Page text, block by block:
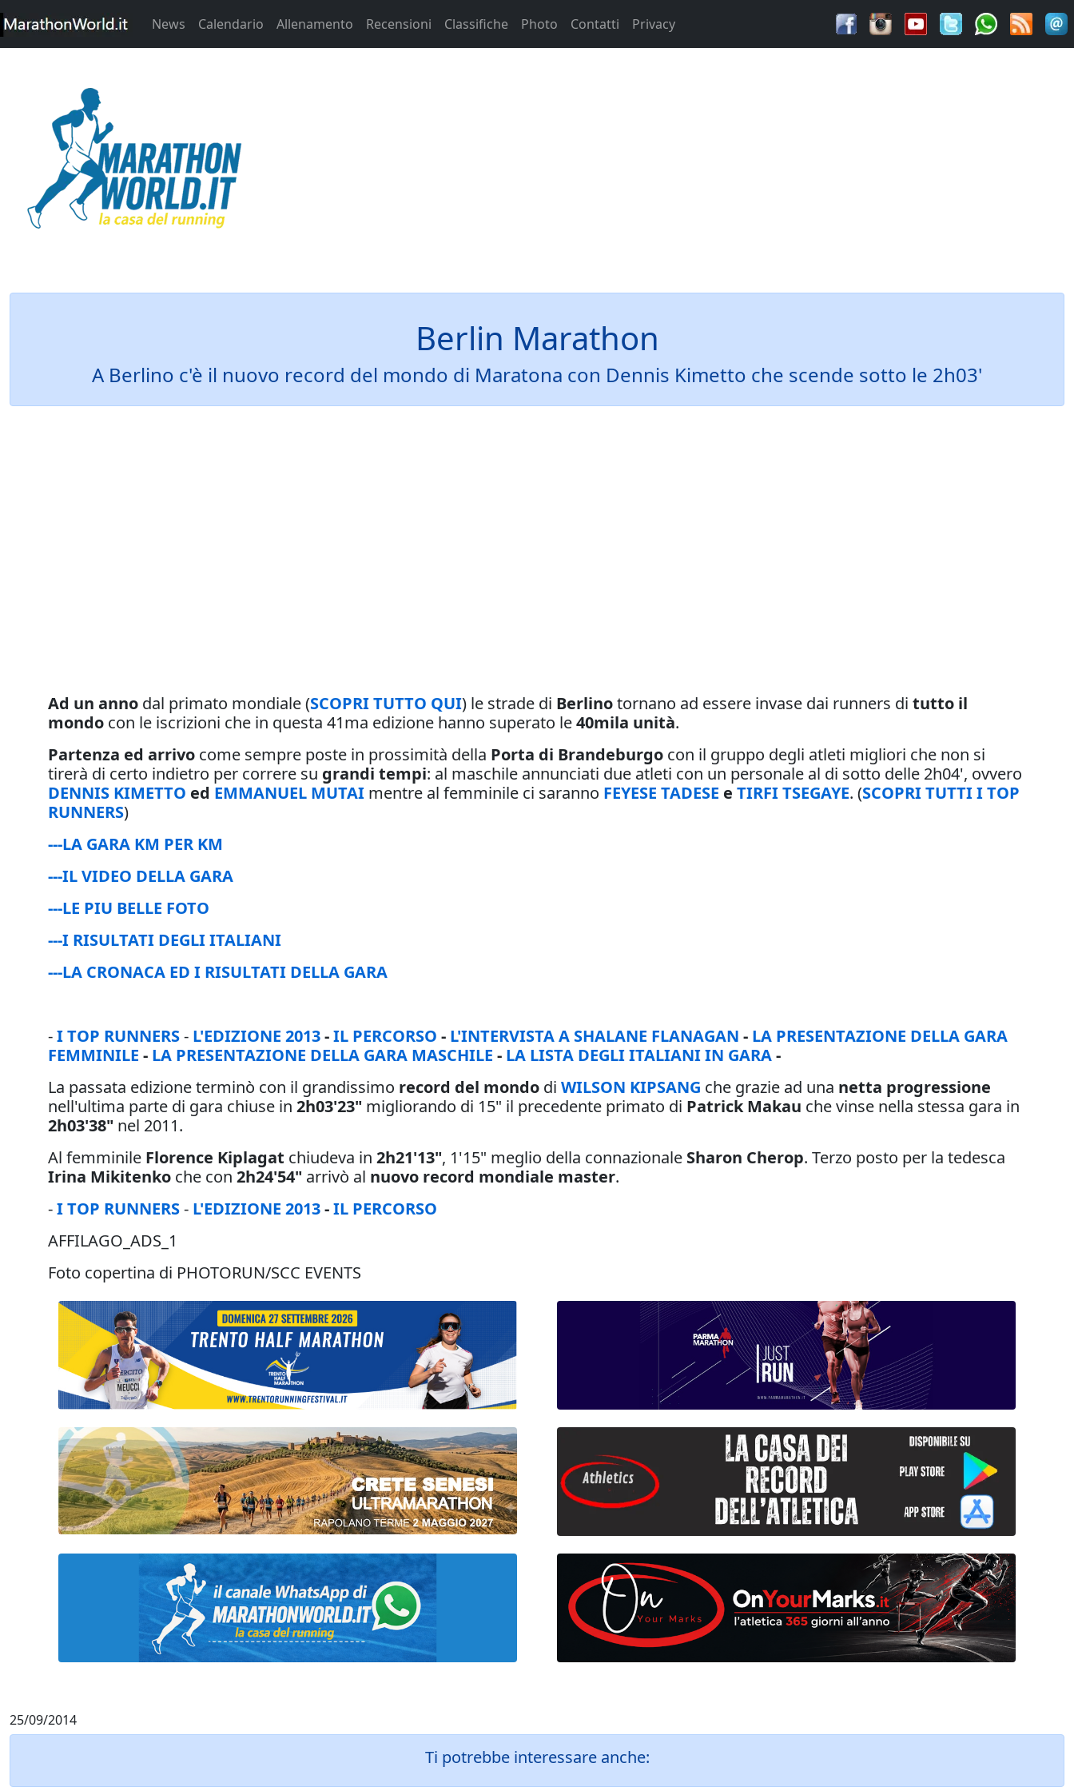
News Calendario Allenamento Recensioni Classifiche Photo Contatti Privacy
Berlin Marathon
A Berlino c'è il nuovo record del mondo di Maratona con Dennis Kimetto che scende sotto le 2h03'
Ad un anno dal primato mondiale (SCOPRI TUTTO QUI) le strade di Berlinotornano ad essere invase dai runners di tutto il
mondo con le iscrizioni che in questa 41ma edizione hanno superato le40mila unità.
Partenza ed arrivo come sempre poste in prossimità della Porta di Brandeburgo con il gruppo degli atleti migliori che non si
tirerà di certo indietro per correre su grandi tempi: al maschile annunciati due atleti con un personale al di sotto delle 2h04', ovvero
DENNIS KIMETTO ed EMMANUEL MUTAI mentre al femminile ci saranno FEYESE TADESE e TIRFI TSEGAYE. (SCOPRI TUTTI I TOP
RUNNERS)
---LA GARA KM PER KM
---IL VIDEO DELLA GARA
---LE PIU BELLE FOTO
---I RISULTATI DEGLI ITALIANI
---LA CRONACA ED I RISULTATI DELLA GARA
-I TOP RUNNERS- L'EDIZIONE 2013-IL PERCORSO - L'INTERVISTA A SHALANE FLANAGAN - LA PRESENTAZIONE DELLA GARA
FEMMINILE - LA PRESENTAZIONE DELLA GARA MASCHILE - LA LISTA DEGLI ITALIANI IN GARA-
La passata edizione terminò con il grandissimo record del mondo di WILSON KIPSANG che grazie ad una netta progressione
nell'ultima parte di gara chiuse in 2h03'23" migliorando di 15" il precedente primato di Patrick Makau che vinse nella stessa gara in
2h03'38" nel 2011.
Al femminile Florence Kiplagat chiudeva in 2h21'13", 1'15" meglio della connazionale Sharon Cherop. Terzo posto per la tedesca
Irina Mikitenko che con 2h24'54" arrivò al nuovo record mondiale master.
-I TOP RUNNERS- L'EDIZIONE 2013-IL PERCORSO
AFFILAGO_ADS_1
Foto copertina di PHOTORUN/SCC EVENTS
25/09/2014
Ti potrebbe interessare anche: